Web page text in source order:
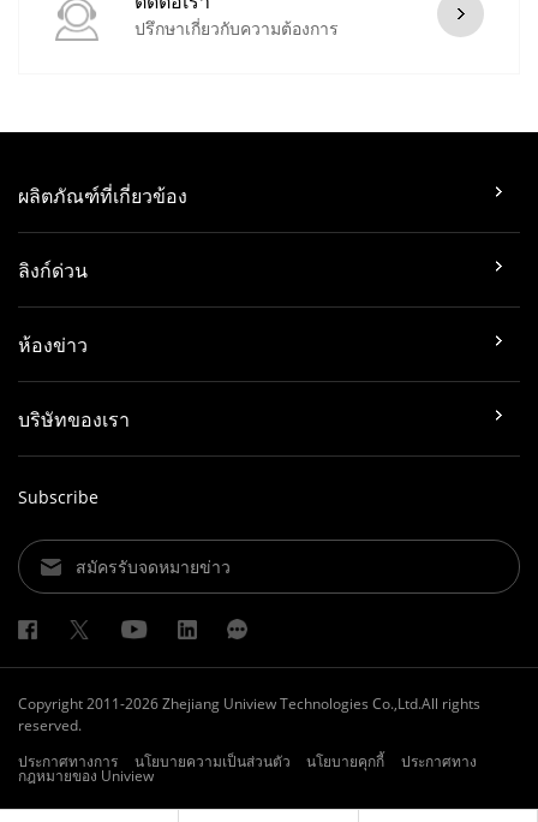
ปรึกษาเกี่ยวกับความต้องการ
ผลิตภัณฑ์ที่เกี่ยวข้อง
ลิงก์ด่วน
ห้องข่าว
บริษัทของเรา
Subscribe
สมัครรับจดหมายข่าว
Copyright 2011-2026 Zhejiang Uniview Technologies Co.,Ltd.All rights
reserved.
ประกาศทางการ
นโยบายความเป็นส่วนตัว นโยบายคุกกี้ ประกาศทาง
กฎหมายของ Uniview